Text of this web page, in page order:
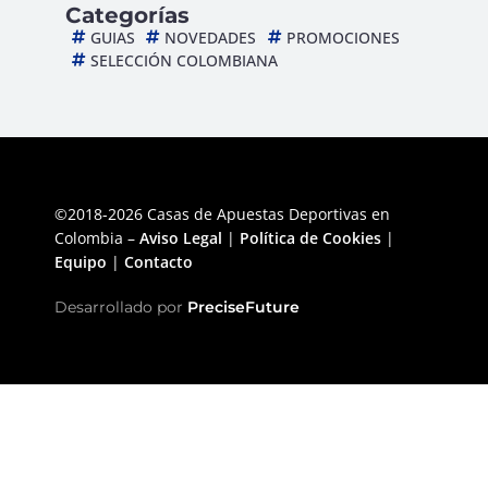
Categorías
GUIAS NOVEDADES
PROMOCIONES
SELECCIÓN COLOMBIANA
©2018-2026 Casas de Apuestas Deportivas en
Colombia – Aviso Legal | Política de Cookies |
Equipo | Contacto
Desarrollado por PreciseFuture